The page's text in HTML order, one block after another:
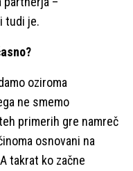
tudi je.
oziroma
ne smemo
primerih gre namreč
osnovani na
takrat ko začne